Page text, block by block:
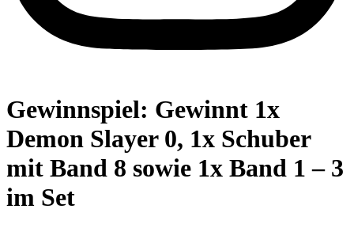
Gewinnspiel: Gewinnt 1x
Demon Slayer 0, 1x Schuber
mit Band 8 sowie 1x Band 1 – 3
im Set